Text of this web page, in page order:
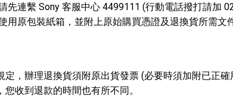
先連繫 Sony 客服中心 4499111 (行動電話撥打請加
用原包裝紙箱，並附上原始購買憑證及退換貨所需文
定，辦理退換貨須附原出貨發票 (必要時須加附已正
您收到退款的時間也有所不同。